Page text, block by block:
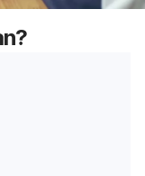
?